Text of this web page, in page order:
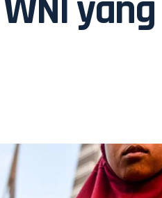
yang